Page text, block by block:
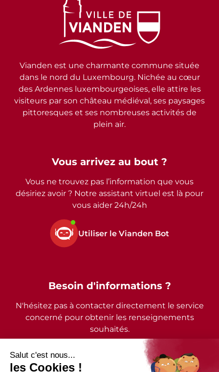
Vous arrivez au bout ?
Vous ne trouvez pas l’information que vous
désiriez avoir ? Notre assistant virtuel est là pour
vous aider 24h/24h
Utiliser le Vianden Bot
Vianden est une charmante commune située
dans le nord du Luxembourg. Nichée au cœur
des Ardennes luxembourgeoises, elle attire les
visiteurs par son château médiéval, ses paysages
pittoresques et ses nombreuses activités de
plein air.
Besoin d'informations ?
N'hésitez pas à contacter directement le service
concerné pour obtenir les renseignements
souhaités.
2026 - © Commune de Vianden - Tous droits réservés